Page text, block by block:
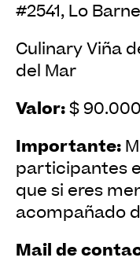
#2541, Lo
Culinary Viña del Mar, Álvarez 440, Viña
del Mar
Valor:$
Importante:
participantes
que si eres
acompañado
Mail de